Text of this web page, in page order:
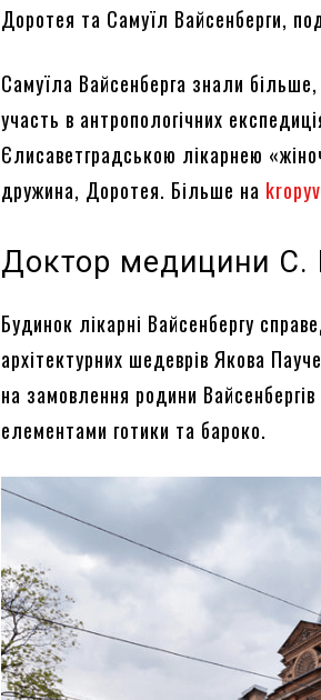
Доротея та Самуїл Вайсенберги,
Самуїла Вайсенберга знали
участь в антропологічних
Єлисаветградською лікарнею
дружина, Доротея. Більше на
Доктор медицини С.
Будинок лікарні Вайсенбергу
архітектурних шедеврів Якова
на замовлення родини
елементами готики та бароко.